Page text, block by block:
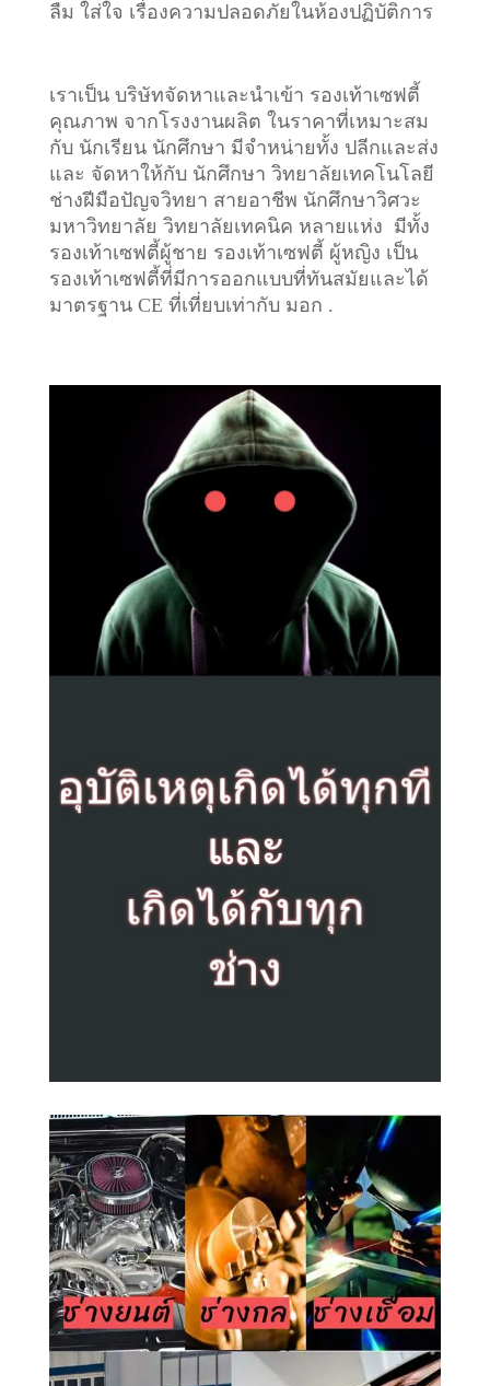
ลืม ใส่ใจ เรื่องความปลอดภัยในห้องปฏิบัติการ
เราเป็น บริษัทจัดหาและนำเข้า รองเท้าเซฟตี้
คุณภาพ จากโรงงานผลิต ในราคาที่เหมาะสม
กับ นักเรียน นักศึกษา มีจำหน่ายทั้ง ปลีกและส่ง
และ จัดหาให้กับ นักศึกษา วิทยาลัยเทคโนโลยี
ช่างฝีมือปัญจวิทยา สายอาชีพ นักศึกษาวิศวะ
มหาวิทยาลัย วิทยาลัยเทคนิค หลายแห่ง มีทั้ง
รองเท้าเซฟตี้ผู้ชาย รองเท้าเซฟตี้ ผู้หญิง เป็น
รองเท้าเซฟตี้ที่มีการออกแบบที่ทันสมัยและได้
มาตรฐาน CE ที่เที่ยบเท่ากับ มอก .